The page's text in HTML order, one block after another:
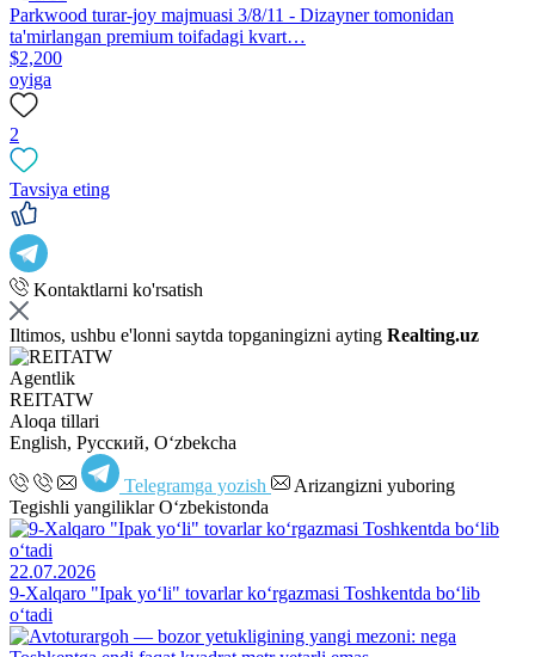
Parkwood turar-joy majmuasi 3/8/11 - Dizayner tomonidan
ta'mirlangan premium toifadagi kvart…
$2,200
oyiga
2
Tavsiya eting
Kontaktlarni ko'rsatish
Iltimos, ushbu e'lonni saytda topganingizni ayting Realting.uz
Agentlik
REITATW
Aloqa tillari
English, Русский, Oʻzbekcha
Telegramga yozish
Arizangizni yuboring
Tegishli yangiliklar O‘zbekistonda
22.07.2026
9-Xalqaro "Ipak yo‘li" tovarlar ko‘rgazmasi Toshkentda bo‘lib
o‘tadi